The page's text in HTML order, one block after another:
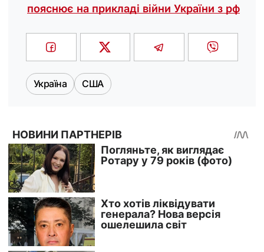
пояснює на прикладі війни України з рф
Україна США